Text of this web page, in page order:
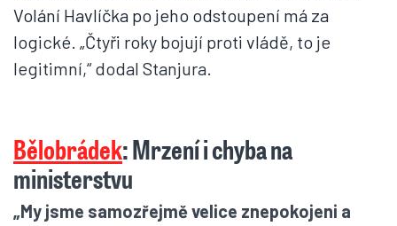
Volání Havlíčka po jeho odstoupení má za
logické. „Čtyři roky bojují proti vládě, to je
legitimní,“ dodal Stanjura.
Bělobrádek: Mrzení i chyba na
ministerstvu
„My jsme samozřejmě velice znepokojeni a